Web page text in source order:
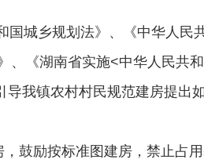
城乡规划法》、《中华人民
《湖南省实施<中华人民共
我镇农村村民规范建房提出
鼓励按标准图建房，禁止占